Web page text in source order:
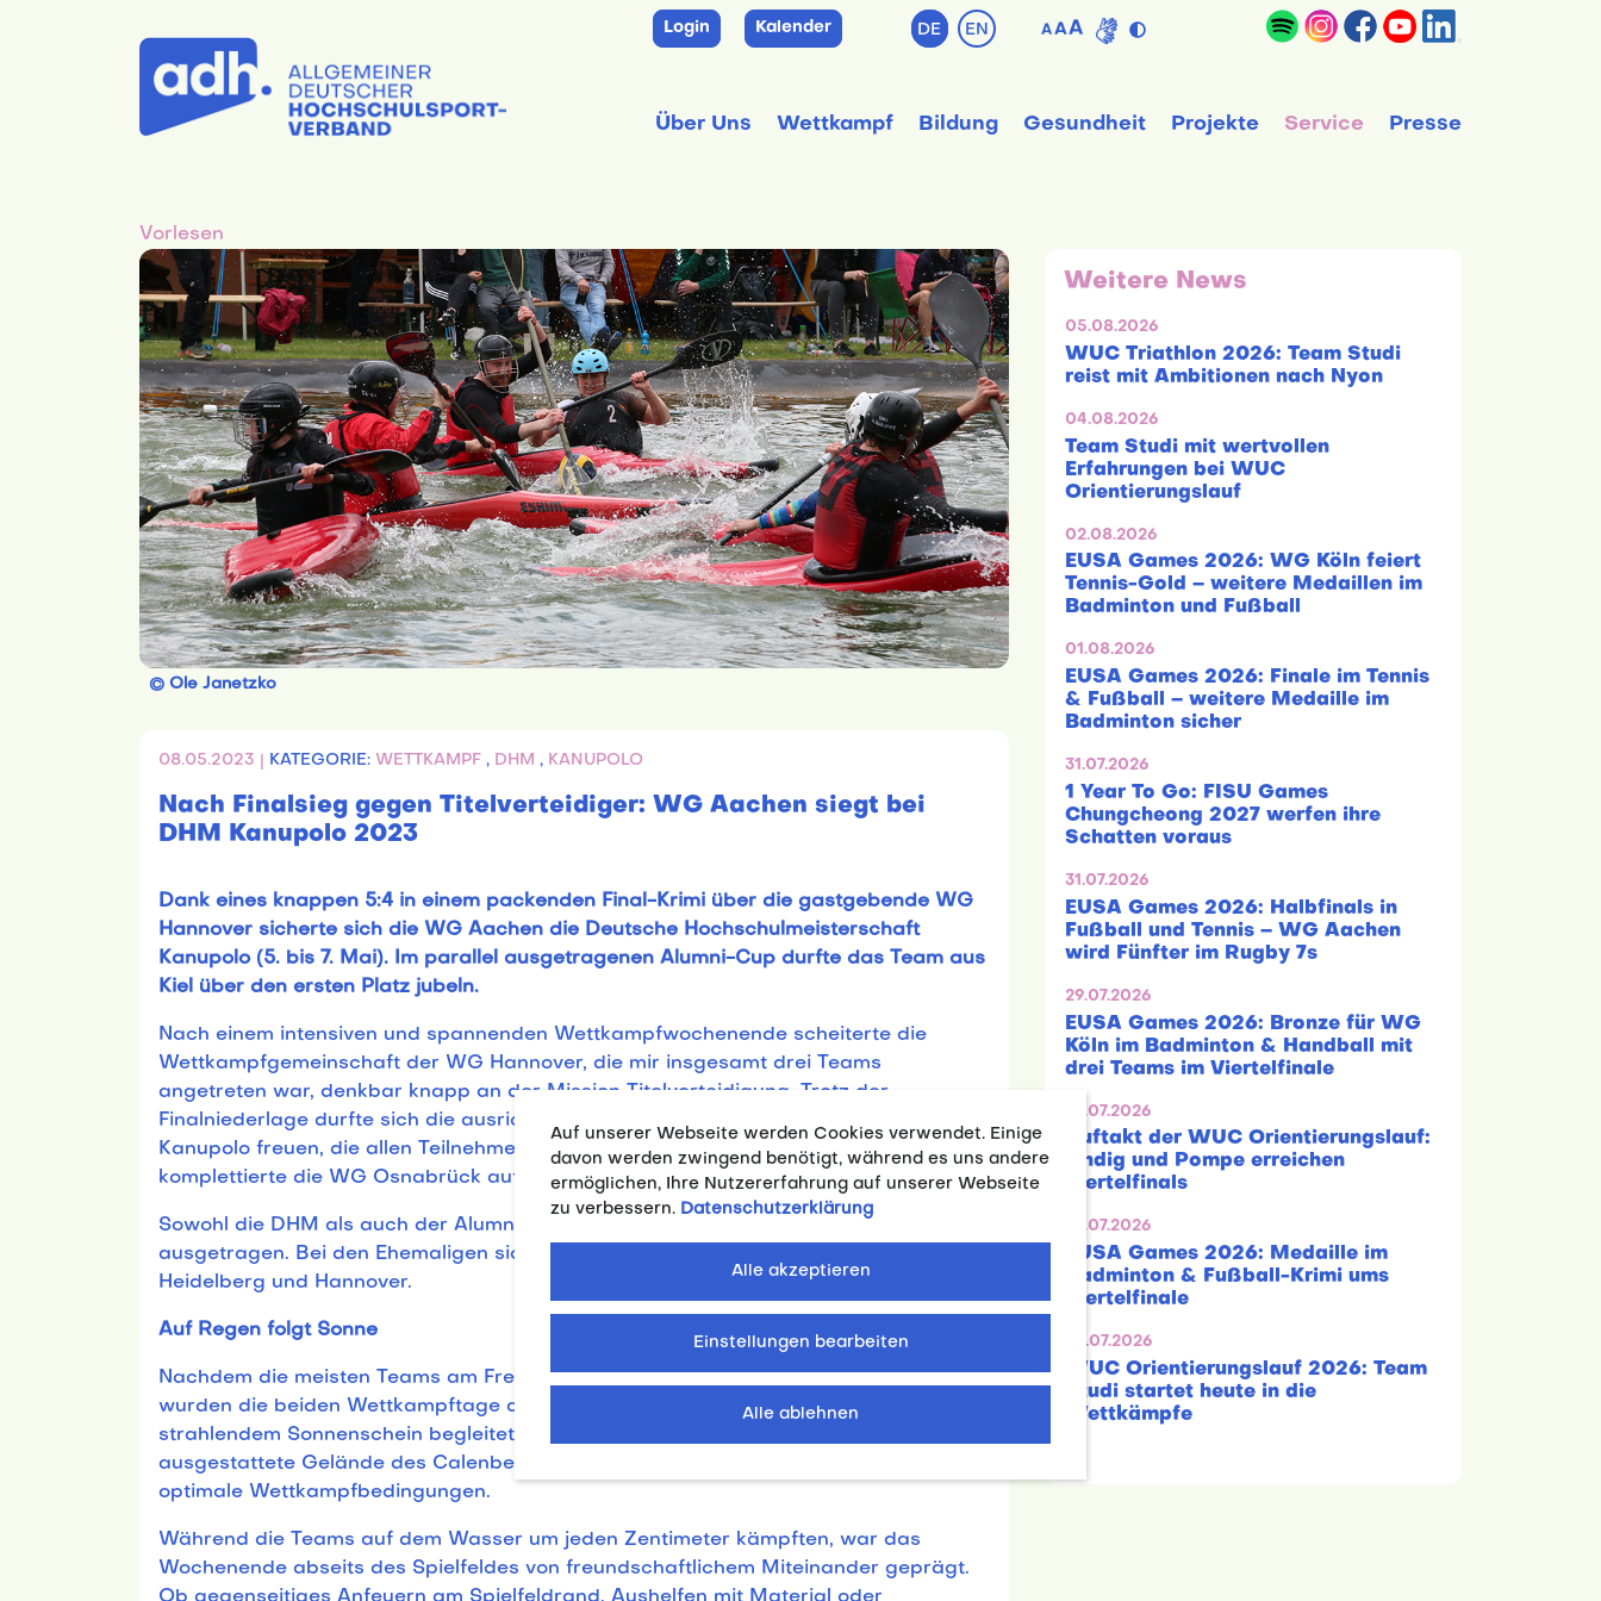
Login Kalender DE EN A AA
Über Uns Wettkampf Bildung Gesundheit Projekte Service Presse
Vorlesen
© Ole Janetzko
08.05.2023 | KATEGORIE: WETTKAMPF , DHM , KANUPOLO
Nach Finalsieg gegen Titelverteidiger: WG Aachen siegt bei
DHM Kanupolo 2023
Dank eines knappen 5:4 in einem packenden Final-Krimi über die gastgebende WG
Hannover sicherte sich die WG Aachen die Deutsche Hochschulmeisterschaft
Kanupolo (5. bis 7. Mai). Im parallel ausgetragenen Alumni-Cup durfte das Team aus
Kiel über den ersten Platz jubeln.
Nach einem intensiven und spannenden Wettkampfwochenende scheiterte die
Wettkampfgemeinschaft der WG Hannover, die mir insgesamt drei Teams
angetreten war, denkbar knapp an der Mission Titelverteidigung. Trotz der
Finalniederlage durfte sich die ausrichtende Uni Hannover über eine gelungene DHM
Kanupolo freuen, die allen Teilnehmenden viel Freude bereitete. Das Podest
komplettierte die WG Osnabrück auf Rang drei.
Sowohl die DHM als auch der Alumni-Cup wurden nach Tradition im Mixed-Format
ausgetragen. Bei den Ehemaligen sicherte sich das Team aus Kiel den Sieg vor
Heidelberg und Hannover.
Auf Regen folgt Sonne
Nachdem die meisten Teams am Freitag ihre Zelte im Regen aufschlagen mussten,
wurden die beiden Wettkampftage am Samstag und Sonntag zu großen Teilen von
strahlendem Sonnenschein begleitet. Neben gutem Wetter sorgte auch das sehr gut
ausgestattete Gelände des Calenberger Canoe Clubs e. V. in Großgoltern für
optimale Wettkampfbedingungen.
Während die Teams auf dem Wasser um jeden Zentimeter kämpften, war das
Wochenende abseits des Spielfeldes von freundschaftlichem Miteinander geprägt.
Weitere News
05.08.2026
WUC Triathlon 2026: Team Studi
reist mit Ambitionen nach Nyon
04.08.2026
Team Studi mit wertvollen
Erfahrungen bei WUC
Orientierungslauf
02.08.2026
EUSA Games 2026: WG Köln feiert
Tennis-Gold – weitere Medaillen im
Badminton und Fußball
01.08.2026
EUSA Games 2026: Finale im Tennis
& Fußball – weitere Medaille im
Badminton sicher
31.07.2026
1 Year To Go: FISU Games
Chungcheong 2027 werfen ihre
Schatten voraus
31.07.2026
EUSA Games 2026: Halbfinals in
Fußball und Tennis – WG Aachen
wird Fünfter im Rugby 7s
29.07.2026
EUSA Games 2026: Bronze für WG
Köln im Badminton & Handball mit
drei Teams im Viertelfinale
29.07.2026
Auftakt der WUC Orientierungslauf:
Lindig und Pompe erreichen
Viertelfinals
29.07.2026
EUSA Games 2026: Medaille im
Badminton & Fußball-Krimi ums
Viertelfinale
28.07.2026
WUC Orientierungslauf 2026: Team
Studi startet heute in die
Wettkämpfe
Auf unserer Webseite werden Cookies verwendet. Einige
davon werden zwingend benötigt, während es uns andere
ermöglichen, Ihre Nutzererfahrung auf unserer Webseite
zu verbessern. Datenschutzerklärung
Einstellungen bearbeiten
Alle ablehnen
Alle akzeptieren